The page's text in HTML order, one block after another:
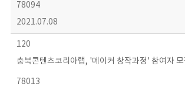
78094
2021.07.08
120
충북콘텐츠코리아랩, '메이커 창작과정' 참여자 모
78013